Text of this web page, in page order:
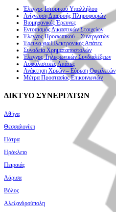
Έλεγχος Ιστορικού Υπαλλήλου
Ανίχνευση Διαρροής Πληροφοριών
Βιομηχανικές Έρευνες
Εντοπισμός Δικαστικών Στοιχείων
Έλεγχος Προσωπικού – Συνεργατών
Έρευνα για Ηλεκτρονικές Απάτες
Συνοδεία Χρηματαποστολών
Έλεγχος Τηλεφωνικών Συνδιαλέξεων
Ασφαλιστικές Απάτες
Ανάκτηση Χρεών – Εύρεση Οφειλετών
Μέτρα Προστασίας Επικοινωνιών
ΔΙΚΤΥΟ ΣΥΝΕΡΓΑΤΩΝ
Αθήνα
Θεσσαλονίκη
Πάτρα
Ηράκλειο
Πειραιάς
Λάρισα
Βόλος
Αλεξανδρούπολη